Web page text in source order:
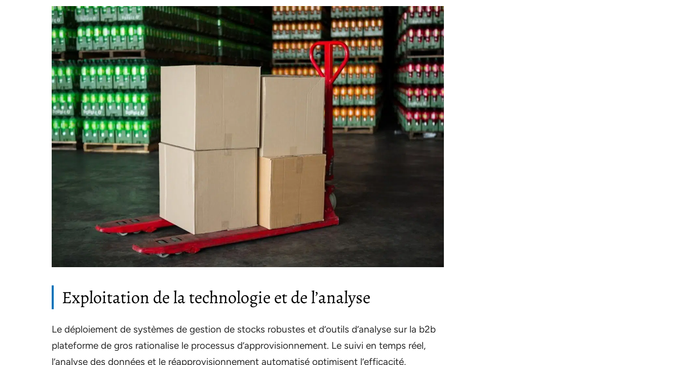
Exploitation de la technologie et de l’analyse
Le déploiement de systèmes de gestion de stocks robustes et d’outils d’analyse sur la b2b
plateforme de gros rationalise le processus d’approvisionnement. Le suivi en temps réel,
l’analyse des données et le réapprovisionnement automatisé optimisent l’efficacité,